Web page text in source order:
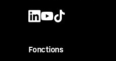
Fonctions